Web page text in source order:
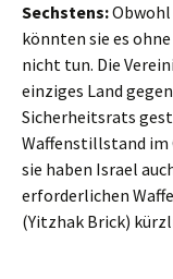
Sechstens:
könnten sie es
nicht tun. Die
einziges Land
Sicherheitsrats
Waffenstillstand im
sie haben Israel
erforderlichen
(Yitzhak Brick)